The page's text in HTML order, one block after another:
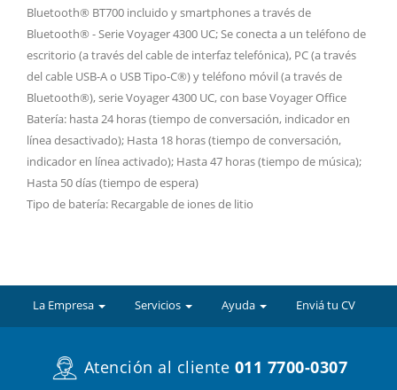
Bluetooth® BT700 incluido y smartphones a través de
Bluetooth® - Serie Voyager 4300 UC; Se conecta a un teléfono de
escritorio (a través del cable de interfaz telefónica), PC (a través
del cable USB-A o USB Tipo-C®) y teléfono móvil (a través de
Bluetooth®), serie Voyager 4300 UC, con base Voyager Office
Batería: hasta 24 horas (tiempo de conversación, indicador en
línea desactivado); Hasta 18 horas (tiempo de conversación,
indicador en línea activado); Hasta 47 horas (tiempo de música);
Hasta 50 días (tiempo de espera)
Tipo de batería: Recargable de iones de litio
La Empresa Servicios Ayuda Enviá tu CV
Atención al cliente 011 7700-0307